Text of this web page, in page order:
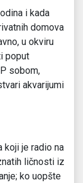
i kada
domova
u okviru
poput
sobom,
akvarijumi
koji je radio na
ličnosti iz
ko uopšte